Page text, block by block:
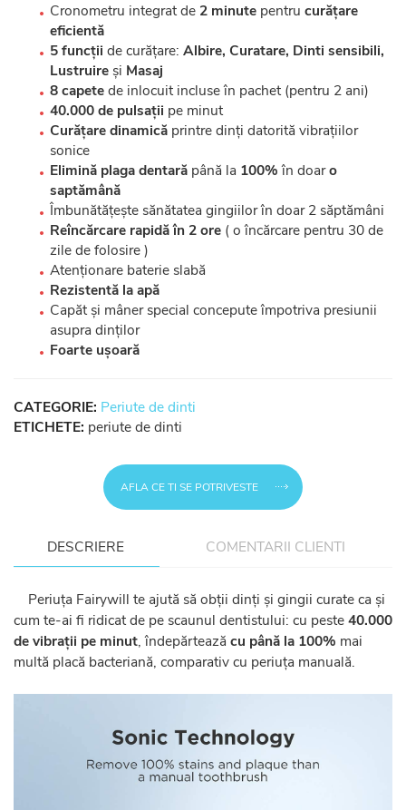
Cronometru integrat de 2 minute pentru curățare
eficientă
5 funcții de curățare: Albire, Curatare, Dinti sensibili,
Lustruire și Masaj
8 capetede inlocuit incluse în pachet (pentru 2 ani)
40.000 de pulsații pe minut
Curățare dinamică printre dinți datorită vibrațiilor
sonice
Elimină plaga dentară până la 100%în doaro
saptămână
Îmbunătățește sănătatea gingiilor în doar 2 săptămâni
Reîncărcare rapidă în 2 ore ( o încărcare pentru 30 de
zile de folosire )
Atenționare baterie slabă
Rezistentă la apă
Capăt și mâner special concepute împotriva presiunii
asupra dinților
Foarte ușoară
CATEGORIE: Periute de dinti
ETICHETE: periute de dinti
AFLA CE TI SE POTRIVESTE
DESCRIERE COMENTARII CLIENTI
Periuța Fairywill te ajută să obții dinți și gingii curate ca și
cum te-ai fi ridicat de pe scaunul dentistului: cu peste40.000
de vibrații pe minut, îndepărtează cu până la 100% mai
multă placă bacteriană, comparativ cu periuța manuală.